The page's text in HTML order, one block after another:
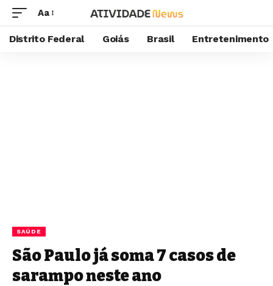
Aa
Distrito Federal Goiás Brasil Entretenimento
SAÚDE
São Paulo já soma 7 casos de
sarampo neste ano